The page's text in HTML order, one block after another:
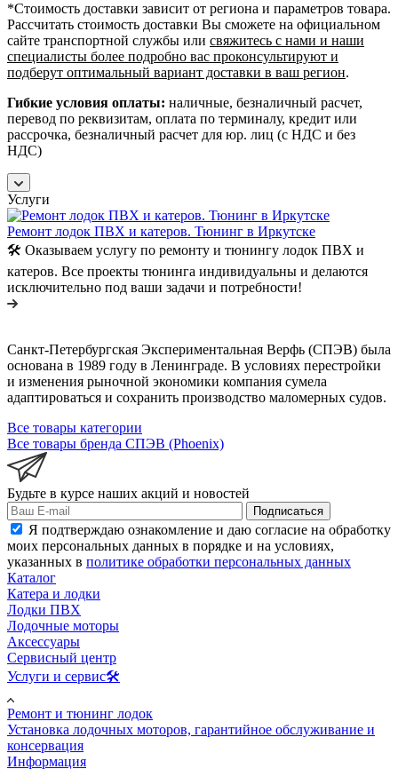
*Cтоимость доставки зависит от региона и параметров товара.
Рассчитать стоимость доставки Вы сможете на официальном
сайте транспортной службы или свяжитесь с нами и наши
специалисты более подробно вас проконсультируют и
подберут оптимальный вариант доставки в ваш регион.
Гибкие условия оплаты: наличные, безналичный расчет,
перевод по реквизитам, оплата по терминалу, кредит или
рассрочка, безналичный расчет для юр. лиц (с НДС и без
НДС)
Услуги
Ремонт лодок ПВХ и катеров. Тюнинг в Иркутске
🛠️ Оказываем услугу по ремонту и тюнингу лодок ПВХ и
катеров. Все проекты тюнинга индивидуальны и делаются
исключительно под ваши задачи и потребности!
Санкт-Петербургская Экспериментальная Верфь (СПЭВ) была
основана в 1989 году в Ленинграде. В условиях перестройки
и изменения рыночной экономики компания сумела
адаптироваться и сохранить производство маломерных судов.
Все товары категории
Все товары бренда СПЭВ (Phoenix)
Будьте в курсе наших акций и новостей
Подписаться
Я подтверждаю ознакомление и даю согласие на обработку
моих персональных данных в порядке и на условиях,
указанных в политике обработки персональных данных
Каталог
Катера и лодки
Лодки ПВХ
Лодочные моторы
Аксессуары
Сервисный центр
Услуги и сервис🛠️
Ремонт и тюнинг лодок
Установка лодочных моторов, гарантийное обслуживание и
консервация
Информация